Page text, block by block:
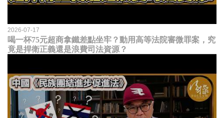
2026-07-17
喝一杯75元超商拿鐵差點坐牢？動用高等法院審微罪案，究
竟是捍衛正義還是浪費司法資源？